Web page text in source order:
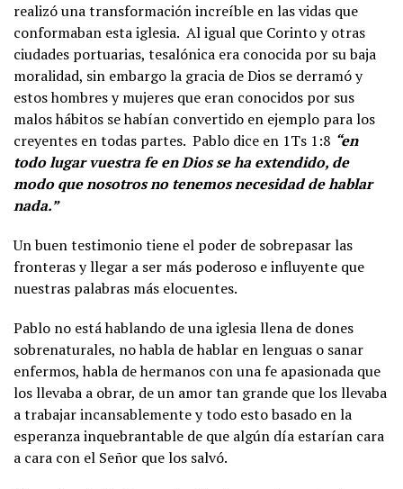
realizó una transformación increíble en las vidas que
conformaban esta iglesia. Al igual que Corinto y otras
ciudades portuarias, tesalónica era conocida por su baja
moralidad, sin embargo la gracia de Dios se derramó y
estos hombres y mujeres que eran conocidos por sus
malos hábitos se habían convertido en ejemplo para los
creyentes en todas partes. Pablo dice en 1Ts 1:8 “en
todo lugar vuestra fe en Dios se ha extendido, de
modo que nosotros no tenemos necesidad de hablar
nada.”
Un buen testimonio tiene el poder de sobrepasar las
fronteras y llegar a ser más poderoso e influyente que
nuestras palabras más elocuentes.
Pablo no está hablando de una iglesia llena de dones
sobrenaturales, no habla de hablar en lenguas o sanar
enfermos, habla de hermanos con una fe apasionada que
los llevaba a obrar, de un amor tan grande que los llevaba
a trabajar incansablemente y todo esto basado en la
esperanza inquebrantable de que algún día estarían cara
a cara con el Señor que los salvó.